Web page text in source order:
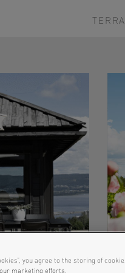
you agree to the storing of
marketing efforts.